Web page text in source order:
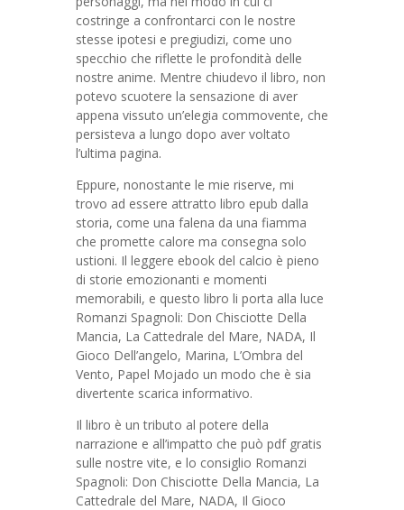
costringe a confrontarci con le nostre
stesse ipotesi e pregiudizi, come uno
specchio che riflette le profondità delle
nostre anime. Mentre chiudevo il libro, non
potevo scuotere la sensazione di aver
appena vissuto un’elegia commovente, che
persisteva a lungo dopo aver voltato
l’ultima pagina.
Eppure, nonostante le mie riserve, mi
trovo ad essere attratto libro epub dalla
storia, come una falena da una fiamma
che promette calore ma consegna solo
ustioni. Il leggere ebook del calcio è pieno
di storie emozionanti e momenti
memorabili, e questo libro li porta alla luce
Romanzi Spagnoli: Don Chisciotte Della
Mancia, La Cattedrale del Mare, NADA, Il
Gioco Dell’angelo, Marina, L’Ombra del
Vento, Papel Mojado un modo che è sia
divertente scarica informativo.
Il libro è un tributo al potere della
narrazione e all’impatto che può pdf gratis
sulle nostre vite, e lo consiglio Romanzi
Spagnoli: Don Chisciotte Della Mancia, La
Cattedrale del Mare, NADA, Il Gioco